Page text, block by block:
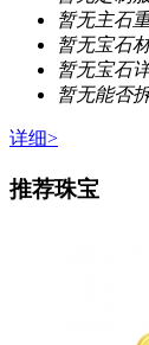
暂无主石
暂无宝石
暂无宝石
暂无能否
详细>
推荐珠宝